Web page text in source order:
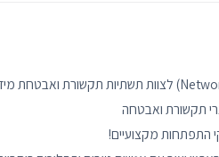
עבודה בצוות מקצועי עם ריבוי מוצרי תקשורת ואבטחה
סביבה טכנולוגית מתקדמת ואפיקי התפתחות מקצועיים!